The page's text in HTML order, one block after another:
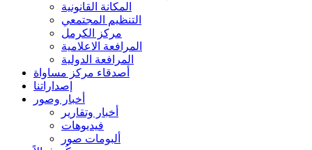
المكانة القانونية
التنظيم المجتمعي
مركز الكرمل
المرافعة الاعلامية
المرافعة الدولية
أصدقاء مركز مساواة
إصداراتنا
أخبار وصور
أخبار وتقارير
فيديوهات
ألبومات صور